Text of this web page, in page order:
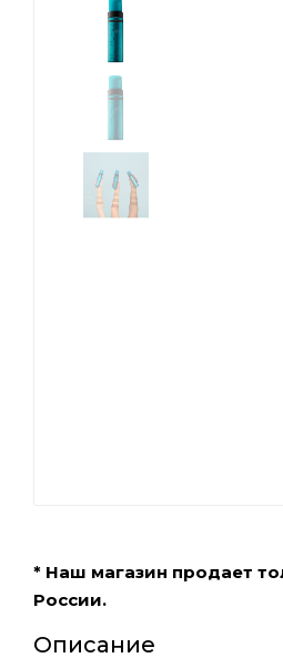
* Наш магазин продает
России.
Описание